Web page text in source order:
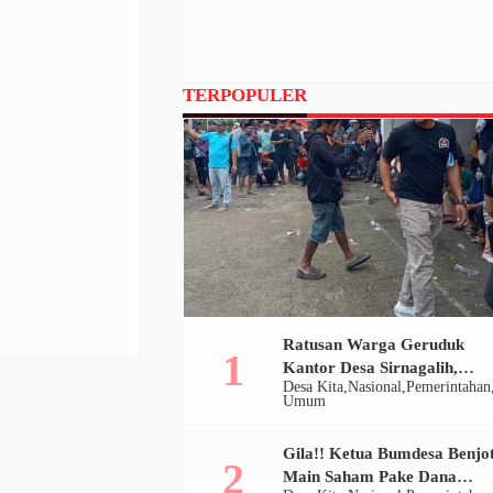
TERPOPULER
Desa Kita Nasional Pemerintahan
Umum
Ratusan Warga Geruduk
Kantor Desa Sirnagalih,
Pemerintah Bekukan
Gila!! Ketua Bumdesa
Main Saham Pake Dana